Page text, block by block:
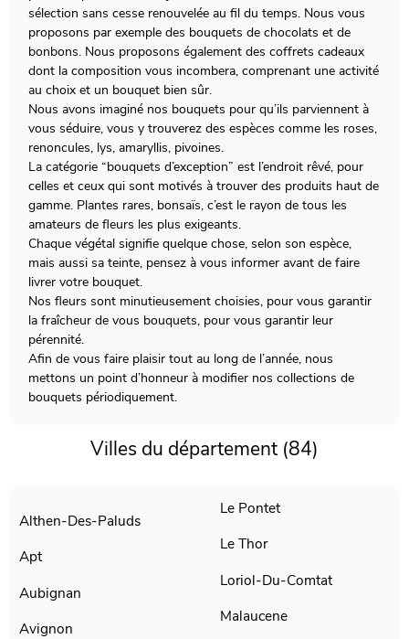
sélection sans cesse renouvelée au fil du temps. Nous vous
proposons par exemple des bouquets de chocolats et de
bonbons. Nous proposons également des coffrets cadeaux
dont la composition vous incombera, comprenant une activité
au choix et un bouquet bien sûr.
Nous avons imaginé nos bouquets pour qu’ils parviennent à
vous séduire, vous y trouverez des espèces comme les roses,
renoncules, lys, amaryllis, pivoines.
La catégorie “bouquets d’exception” est l’endroit rêvé, pour
celles et ceux qui sont motivés à trouver des produits haut de
gamme. Plantes rares, bonsaïs, c’est le rayon de tous les
amateurs de fleurs les plus exigeants.
Chaque végétal signifie quelque chose, selon son espèce,
mais aussi sa teinte, pensez à vous informer avant de faire
livrer votre bouquet.
Nos fleurs sont minutieusement choisies, pour vous garantir
la fraîcheur de vous bouquets, pour vous garantir leur
pérennité.
Afin de vous faire plaisir tout au long de l’année, nous
mettons un point d’honneur à modifier nos collections de
bouquets périodiquement.
Villes du département (84)
Althen-Des-Paluds
Apt
Aubignan
Avignon
Le Pontet
Le Thor
Loriol-Du-Comtat
Malaucene